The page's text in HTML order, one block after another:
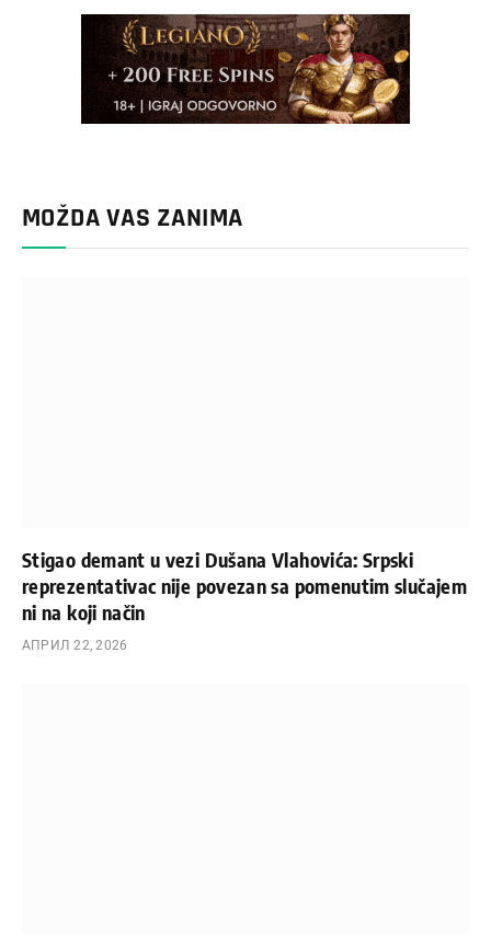
MOŽDA VAS ZANIMA
Stigao demant u vezi Dušana Vlahovića: Srpski
reprezentativac nije povezan sa pomenutim slučajem
ni na koji način
АПРИЛ 22, 2026